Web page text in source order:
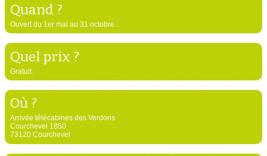
Quand ?
Ouvert du 1er mai au 31 octobre.
Quel prix ?
Gratuit.
Où ?
Arrivée télécabines des Verdons
Courchevel 1850
73120 Courchevel